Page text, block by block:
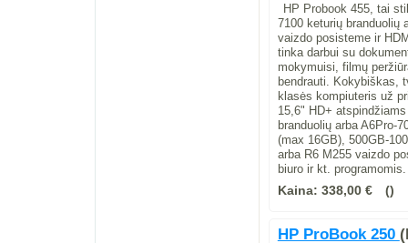
HP Probook 455, tai
7100 keturių branduolių
vaizdo posisteme ir
tinka darbui su
mokymuisi, filmų
bendrauti. Kokybiškas,
klasės kompiuteris už
15,6" HD+
branduolių arba A6Pro-
(max 16GB), 500GB-
arba R6 M255 vaizdo
biuro ir kt. programomis.
Kaina: 338,00 €
HP ProBook 250